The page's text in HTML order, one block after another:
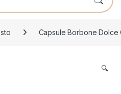
Capsule Borbone Dolce
🔍